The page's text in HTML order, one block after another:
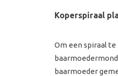
Koperspiraal
Om een spiraal
baarmoeder